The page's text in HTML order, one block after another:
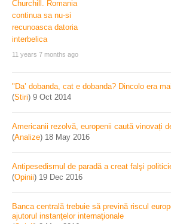
11 years 7 months ago
"Da’ dobanda, cat e dobanda? Dincolo era
(Stiri) 9 Oct 2014
Americanii rezolvă, europenii caută vinovați
(Analize) 18 May 2016
Antipesedismul de paradă a creat falşi
(Opinii) 19 Dec 2016
Banca centrală trebuie să prevină riscul
ajutorul instanţelor internaţionale